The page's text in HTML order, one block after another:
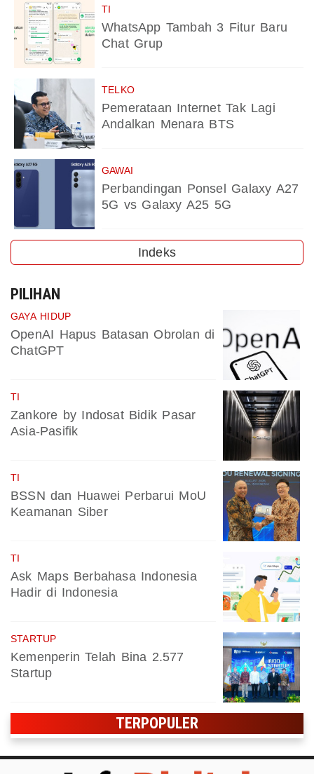
TI
WhatsApp Tambah 3 Fitur Baru
Chat Grup
TELKO
Pemerataan Internet Tak Lagi
Andalkan Menara BTS
GAWAI
Perbandingan Ponsel Galaxy A27
5G vs Galaxy A25 5G
Indeks
PILIHAN
GAYA HIDUP
OpenAI Hapus Batasan Obrolan di
ChatGPT
TI
Zankore by Indosat Bidik Pasar
Asia-Pasifik
TI
BSSN dan Huawei Perbarui MoU
Keamanan Siber
TI
Ask Maps Berbahasa Indonesia
Hadir di Indonesia
STARTUP
Kemenperin Telah Bina 2.577
Startup
TERPOPULER